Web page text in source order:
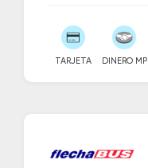
TARJETA DINERO MP